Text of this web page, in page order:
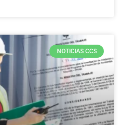
NOTICIAS CCS